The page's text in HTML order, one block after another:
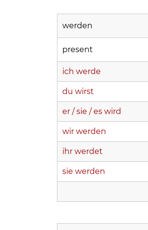
werden
present
ich werde
du wirst
er / sie / es wird
wir werden
ihr werdet
sie werden